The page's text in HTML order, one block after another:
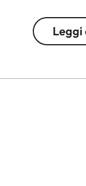
Con una
Leggi